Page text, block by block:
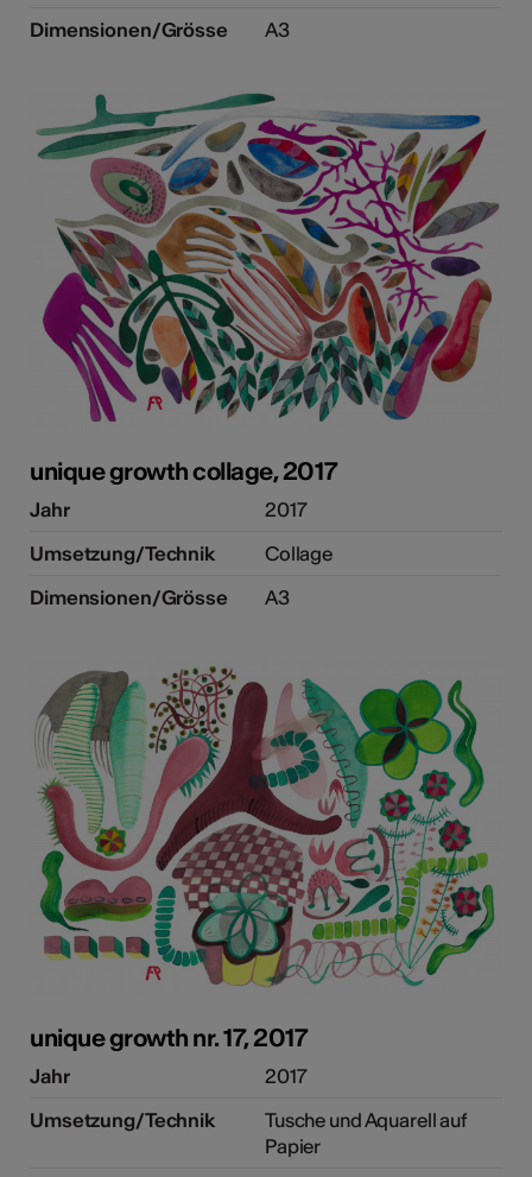
Dimensionen/Grösse
A3
unique growth collage, 2017
Jahr
2017
Umsetzung/Technik
Collage
Dimensionen/Grösse
A3
unique growth nr. 17, 2017
Jahr
2017
Umsetzung/Technik
Tusche und Aquarell auf
Papier